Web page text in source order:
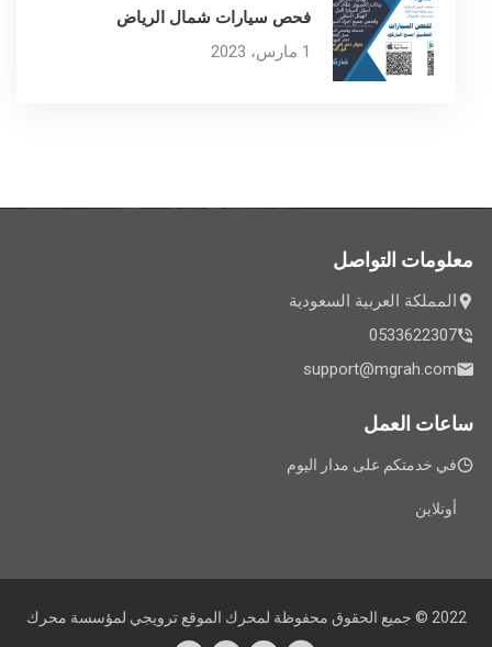
فحص سيارات شمال الرياض
1 مارس، 2023
معلومات التواصل
المملكة العربية السعودية
0533622307
support@mgrah.com
ساعات العمل
في خدمتكم على مدار اليوم
أونلاين
2022 © جميع الحقوق محفوظة لمحرك الموقع ترويجي لمؤسسة محرك